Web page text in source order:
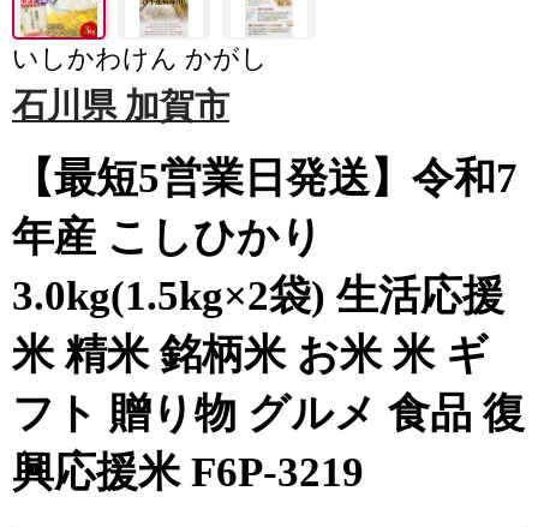
いしかわけん かがし
石川県 加賀市
【最短5営業日発送】令和7
年産 こしひかり
3.0kg(1.5kg×2袋) 生活応援
米 精米 銘柄米 お米 米 ギ
フト 贈り物 グルメ 食品 復
興応援米 F6P-3219